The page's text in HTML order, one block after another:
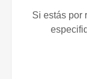
Si estás por